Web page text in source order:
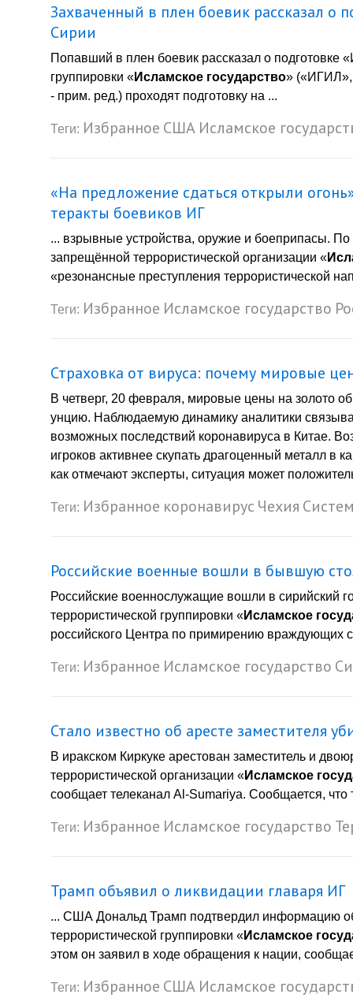
Захваченный в плен боевик рассказал о
Сирии
Попавший в плен боевик рассказал о
группировки «Исламское государство» («ИГИЛ»,
- прим. ред.) проходят подготовку на ...
Теги: Избранное США Исламское
«На предложение сдаться открыли
теракты боевиков ИГ
... взрывные устройства, оружие и боеприпасы.
запрещённой террористической организации «
«резонансные преступления террористической
Теги: Избранное Исламское государство
Страховка от вируса: почему мировые
В четверг, 20 февраля, мировые цены на золото
унцию. Наблюдаемую динамику аналитики
возможных последствий коронавируса в Китае.
игроков активнее скупать драгоценный металл в
как отмечают эксперты, ситуация может
Теги: Избранное коронавирус Чехия
Российские военные вошли в бывшую
Российские военнослужащие вошли в сирийский
террористической группировки «Исламское
российского Центра по примирению враждующих
Теги: Избранное Исламское государство
Стало известно об аресте заместителя
В иракском Киркуке арестован заместитель и
террористической организации «Исламское
сообщает телеканал Al-Sumariya. Сообщается, что
Теги: Избранное Исламское государство
Трамп объявил о ликвидации главаря ИГ
... США Дональд Трамп подтвердил информацию
террористической группировки «Исламское
этом он заявил в ходе обращения к нации,
Теги: Избранное США Исламское